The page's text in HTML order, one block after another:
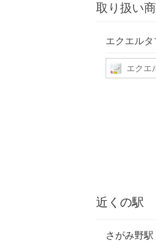
取り扱い
エクエルタ
エクエ
近くの駅
さがみ野駅